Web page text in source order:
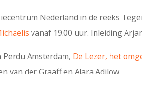
Nederland in de reeks
vanaf 19.00 uur. Inleiding
Perdu Amsterdam, De Lezer, het
van der Graaff en Alara Adilow.